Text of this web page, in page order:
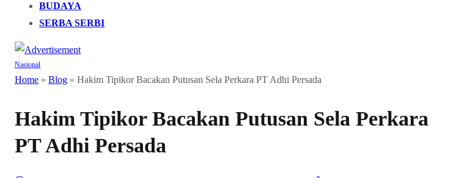
BUDAYA
SERBA SERBI
Nasional
Home » Blog » Hakim Tipikor Bacakan Putusan Sela Perkara PT Adhi Persada
Hakim Tipikor Bacakan Putusan Sela Perkara
PT Adhi Persada